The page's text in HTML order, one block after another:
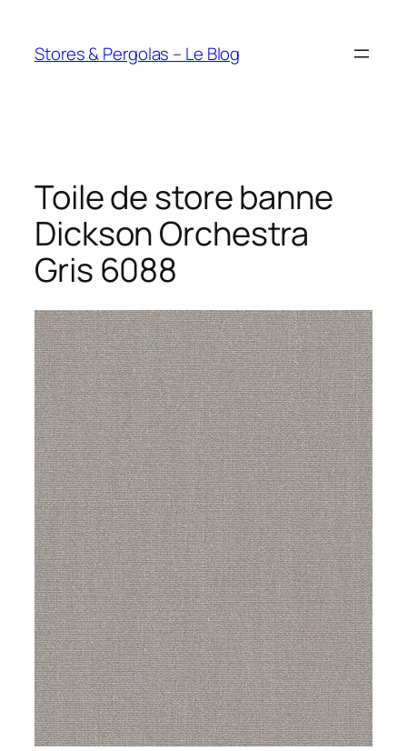
contenu
Stores & Pergolas – Le Blog
Toile de store banne
Dickson Orchestra
Gris 6088